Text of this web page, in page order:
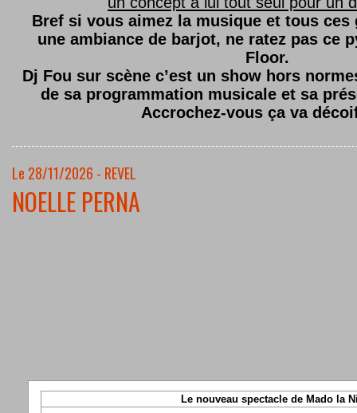
Bref si vous aimez la musique et tous ces
une ambiance de barjot, ne ratez pas ce
Floor.
Dj Fou sur scène c’est un show hors
de sa programmation musicale et sa
Accrochez-vous ça va
Le 28/11/2026 - REVEL
NOELLE PERNA
Le nouveau spectacle de Mado la